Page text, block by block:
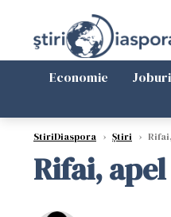
Economie Joburi
StiriDiaspora › Știri ›
Rifai,